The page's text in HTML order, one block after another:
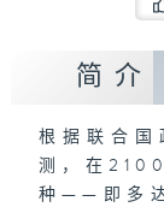
简介
根据联合国
测，在
种——即多